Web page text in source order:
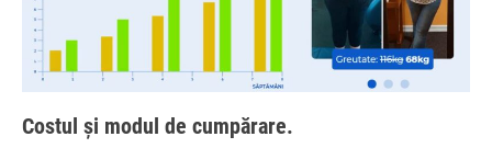
Costul și modul de cumpărare.